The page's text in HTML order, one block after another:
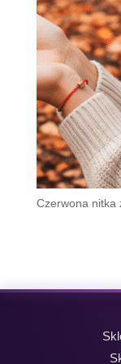
Czerwona nitka